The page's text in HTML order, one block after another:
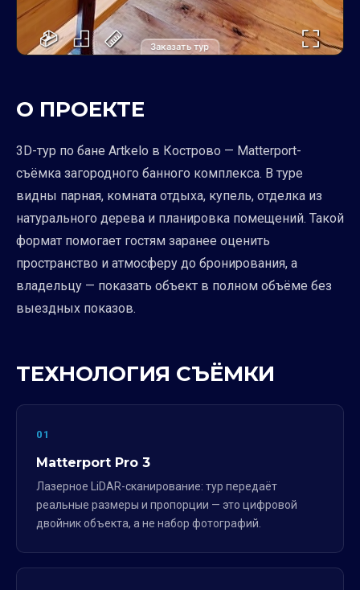
Заказать тур
О ПРОЕКТЕ
3D-тур по бане Artkelo в Кострово — Matterport-
съёмка загородного банного комплекса. В туре
видны парная, комната отдыха, купель, отделка из
натурального дерева и планировка помещений. Такой
формат помогает гостям заранее оценить
пространство и атмосферу до бронирования, а
владельцу — показать объект в полном объёме без
выездных показов.
ТЕХНОЛОГИЯ СЪЁМКИ
01
Matterport Pro 3
Лазерное LiDAR-сканирование: тур передаёт
реальные размеры и пропорции — это цифровой
двойник объекта, а не набор фотографий.